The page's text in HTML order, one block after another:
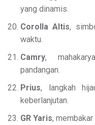
yang dinamis.
Corolla Altis,
waktu.
Camry,
pandangan.
Prius, langkah
keberlanjutan.
GR Yaris,